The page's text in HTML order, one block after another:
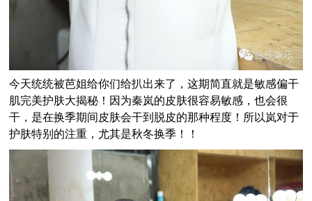
今天统统被芭姐给你们给扒出来了，这期简直就是敏感偏干
肌完美护肤大揭秘！因为秦岚的皮肤很容易敏感，也会很
干，是在换季期间皮肤会干到脱皮的那种程度！所以岚对于
护肤特别的注重，尤其是秋冬换季！！